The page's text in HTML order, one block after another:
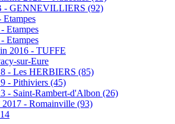
- GENNEVILLIERS (92)
Etampes
Etampes
2016 - TUFFE
sur-Eure
- Les HERBIERS (85)
- Pithiviers (45)
- Saint-Rambert-d'Albon (26)
- Romainville (93)